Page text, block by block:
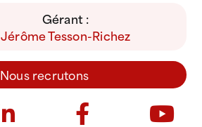
Gérant :
Jérôme Tesson-Richez
Nous recrutons